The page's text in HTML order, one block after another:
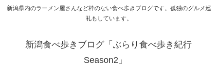
新潟県内のラーメン屋さんなど枠のない食べ歩きブログです。孤独のグルメ巡
礼もしています。
新潟食べ歩きブログ「ぶらり食べ歩き紀行
Season2」